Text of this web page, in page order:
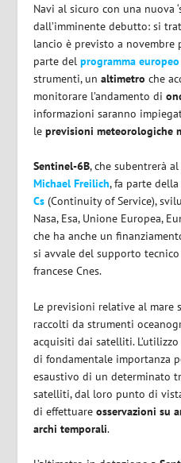
Navi al sicuro con una nuova
dall’imminente debutto: si
lancio è previsto a novembre
parte delprogramma
strumenti, unaltimetro che
monitorare l’andamento di
informazioni saranno
leprevisioni meteorologiche
Sentinel-6B, che subentrerà
Michael Freilich, fa parte
Cs (Continuity of Service),
Nasa, Esa, Unione Europea,
che ha anche un
si avvale del supporto tecnico
francese Cnes.
Le previsioni relative al
raccolti da strumenti
acquisiti dai satelliti.
di fondamentale importanza
esaustivo di un determinato
satelliti, dal loro punto di
di effettuare osservazioni su
archi temporali.